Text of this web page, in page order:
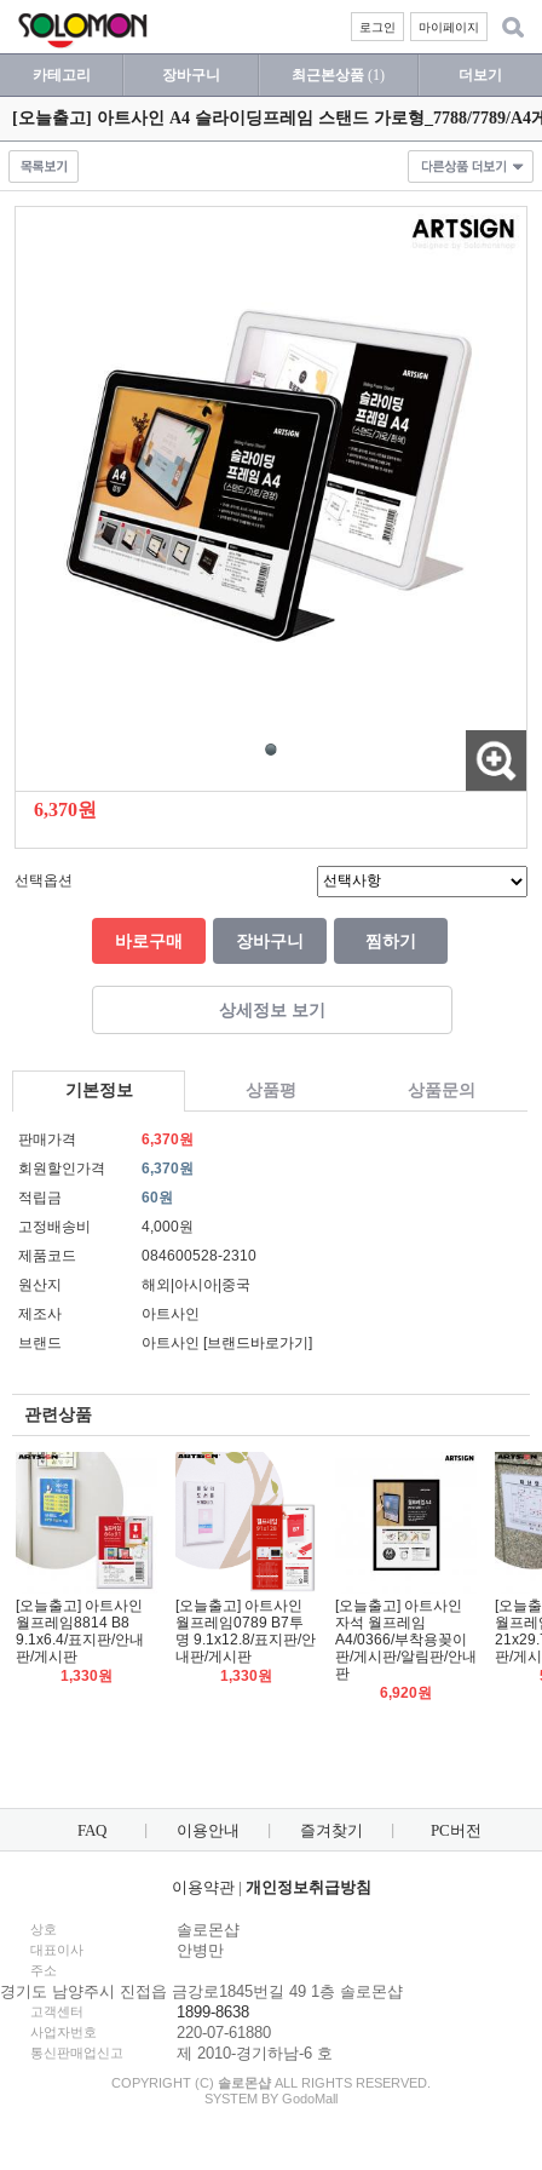
마이페이지
로그인
카테고리 장바구니 최근본상품 (1) 더보기
[오늘출고] 아트사인 A4 슬라이딩프레임 스탠드 가로형_7788/7789/
6,370원
선택옵션
바로구매 장바구니 찜하기
상세정보 보기
기본정보 상품평 상품문의
판매가격
6,370원
회원할인가격
6,370원
적립금
60원
고정배송비
4,000원
제품코드
084600528-2310
원산지
해외|아시아|중국
제조사
아트사인
브랜드
아트사인 [브랜드바로가기]
관련상품
[오늘출고] 아트사인
월프레임8814 B8
9.1x6.4/표지판/안내
판/게시판
1,330원
[오늘출고] 아트사인
월프레임0789 B7투
명 9.1x12.8/표지판/안
내판/게시판
1,330원
[오늘출고] 아트사인
자석 월프레임
A4/0366/부착용꽂이
판/게시판/알림판/안내
판
6,920원
[오늘
월프
판/게
FAQ 이용안내 즐겨찾기 PC버전
이용약관| 개인정보취급방침
상호 솔로몬샵
대표이사 안병만
주소
경기도 남양주시 진접읍 금강로1845번길 49 1층 솔로몬샵
고객센터 1899-8638
사업자번호 220-07-61880
통신판매업신고 제 2010-경기하남-6 호
COPYRIGHT (C) 솔로몬샵 ALL RIGHTS RESERVED.
SYSTEM BY GodoMall